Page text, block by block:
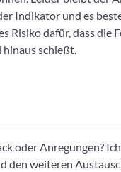
Indikator und es
Risiko dafür, dass die
hinaus schießt.
oder Anregungen?
den weiteren